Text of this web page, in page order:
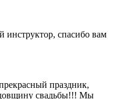
инструктор, спасибо вам
праздник,
свадьбы!!! Мы